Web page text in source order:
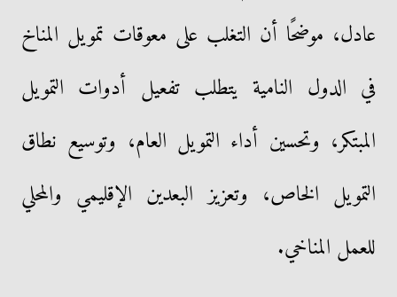
عادل، موضحًا أن التغلب على معوقات تمويل المناخ
في الدول النامية يتطلب تفعيل أدوات التمويل
المبتكر، وتحسين أداء التمويل العام، وتوسيع نطاق
التمويل الخاص، وتعزيز البعدين الإقليمي والمحلي
للعمل المناخي.